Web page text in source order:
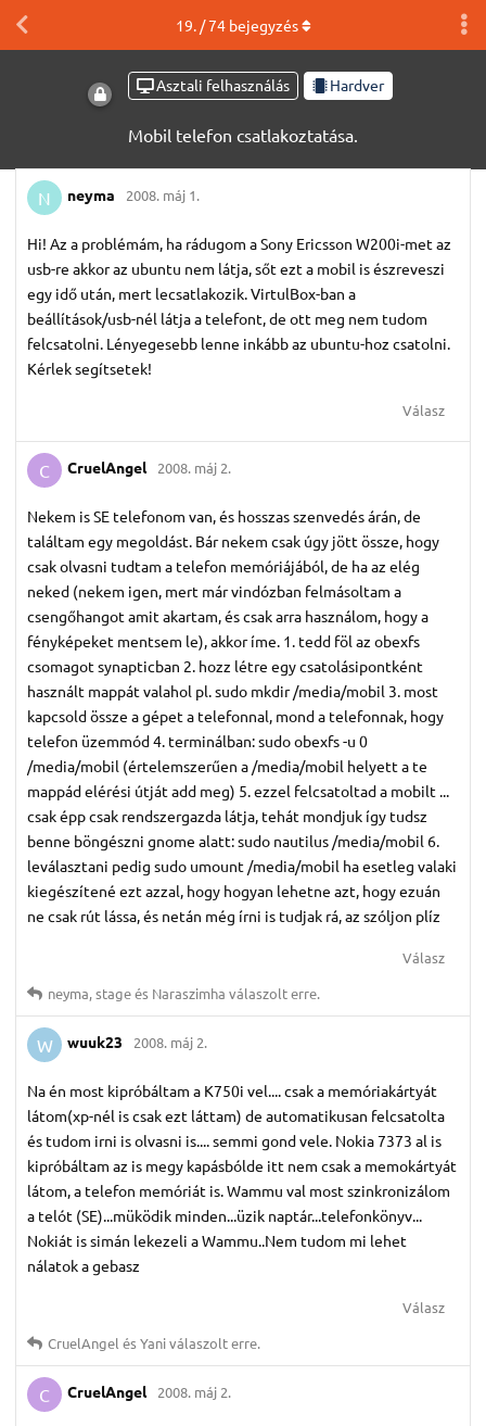
Asztali felhasználás Hardver
Mobil telefon csatlakoztatása.
19. /74bejegyzés
N neyma 2008. máj 1.
Hi! Az a problémám, ha rádugom a Sony Ericsson W200i-met az
usb-re akkor az ubuntu nem látja, sőt ezt a mobil is észreveszi
egy idő után, mert lecsatlakozik. VirtulBox-ban a
beállítások/usb-nél látja a telefont, de ott meg nem tudom
felcsatolni. Lényegesebb lenne inkább az ubuntu-hoz csatolni.
Kérlek segítsetek!
Válasz
C CruelAngel 2008. máj 2.
Nekem is SE telefonom van, és hosszas szenvedés árán, de
találtam egy megoldást. Bár nekem csak úgy jött össze, hogy
csak olvasni tudtam a telefon memóriájából, de ha az elég
neked (nekem igen, mert már vindózban felmásoltam a
csengőhangot amit akartam, és csak arra használom, hogy a
fényképeket mentsem le), akkor íme. 1. tedd föl az obexfs
csomagot synapticban 2. hozz létre egy csatolásipontként
használt mappát valahol pl. sudo mkdir /media/mobil 3. most
kapcsold össze a gépet a telefonnal, mond a telefonnak, hogy
telefon üzemmód 4. terminálban: sudo obexfs -u 0
/media/mobil (értelemszerűen a /media/mobil helyett a te
mappád elérési útját add meg) 5. ezzel felcsatoltad a mobilt ...
csak épp csak rendszergazda látja, tehát mondjuk így tudsz
benne böngészni gnome alatt: sudo nautilus /media/mobil 6.
leválasztani pedig sudo umount /media/mobil ha esetleg valaki
kiegészítené ezt azzal, hogy hogyan lehetne azt, hogy ezuán
ne csak rút lássa, és netán még írni is tudjak rá, az szóljon plíz
Válasz
neyma,stageés Naraszimha válaszolt erre.
W wuuk23 2008. máj 2.
Na én most kipróbáltam a K750i vel.... csak a memóriakártyát
látom(xp-nél is csak ezt láttam) de automatikusan felcsatolta
és tudom irni is olvasni is.... semmi gond vele. Nokia 7373 al is
kipróbáltam az is megy kapásbólde itt nem csak a memokártyát
látom, a telefon memóriát is. Wammu val most szinkronizálom
a telót (SE)...müködik minden...üzik naptár...telefonkönyv...
Nokiát is simán lekezeli a Wammu..Nem tudom mi lehet
nálatok a gebasz
Válasz
CruelAngel ésYaniválaszolt erre.
C CruelAngel 2008. máj 2.